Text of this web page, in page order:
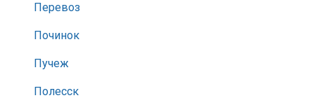
Перевоз
Починок
Пучеж
Полесск